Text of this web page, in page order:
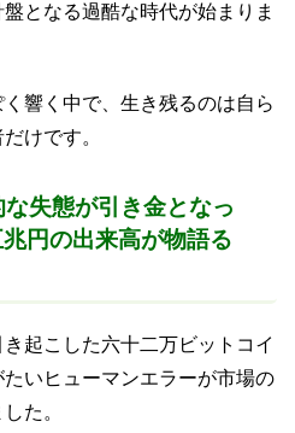
となる過酷な時代が始まりま
響く中で、生き残るのは自ら
けです。
失態が引き金となっ
円の出来高が物語る
起こした六十二万ビットコイ
いヒューマンエラーが市場の
た。